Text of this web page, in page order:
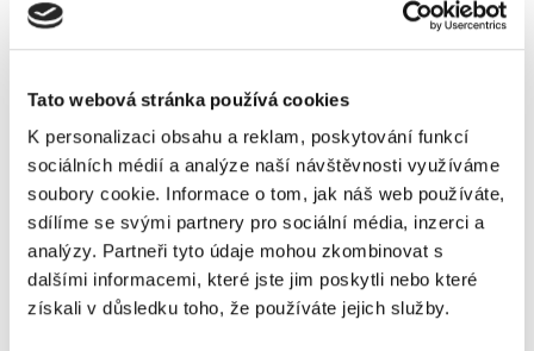
Tato webová stránka používá cookies
K personalizaci obsahu a reklam, poskytování funkcí
sociálních médií a analýze naší návštěvnosti využíváme
soubory cookie. Informace o tom, jak náš web používáte,
sdílíme se svými partnery pro sociální média, inzerci a
analýzy. Partneři tyto údaje mohou zkombinovat s
dalšími informacemi, které jste jim poskytli nebo které
získali v důsledku toho, že používáte jejich služby.